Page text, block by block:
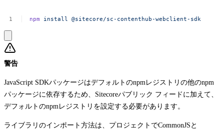
npm install @sitecore/sc-contenthub-webclient-sdk
警告
JavaScript SDKパッケージはデフォルトのnpmレジストリの他のnpm
パッケージに依存するため、Sitecoreパブリック フィードに加えて、
デフォルトのnpmレジストリを設定する必要があります。
ライブラリのインポート方法は、プロジェクトでCommonJSと